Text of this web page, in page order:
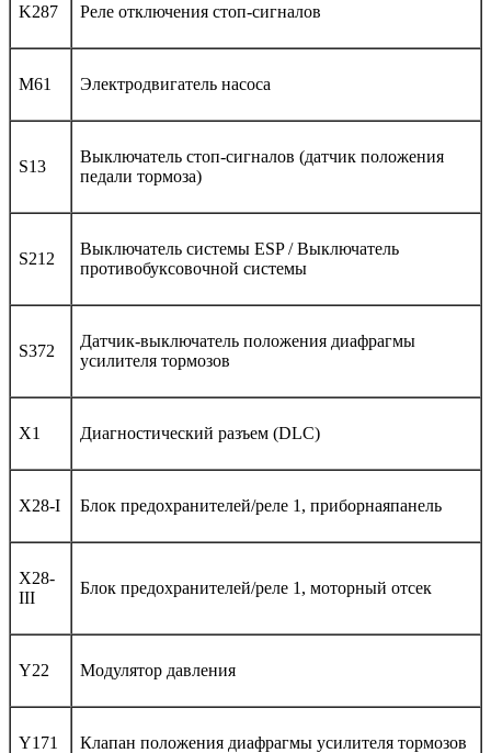
K287 Реле отключения стоп-сигналов
M61 Электродвигатель насоса
S13
Выключатель стоп-сигналов (датчик положения
педали тормоза)
S212
Выключатель системы ESP / Выключатель
противобуксовочной системы
S372
Датчик-выключатель положения диафрагмы
усилителя тормозов
X1 Диагностический разъем (DLC)
X28-I Блок предохранителей/реле 1, приборнаяпанель
X28-
III
Блок предохранителей/реле 1, моторный отсек
Y22 Модулятор давления
Y171 Клапан положения диафрагмы усилителя тормозов